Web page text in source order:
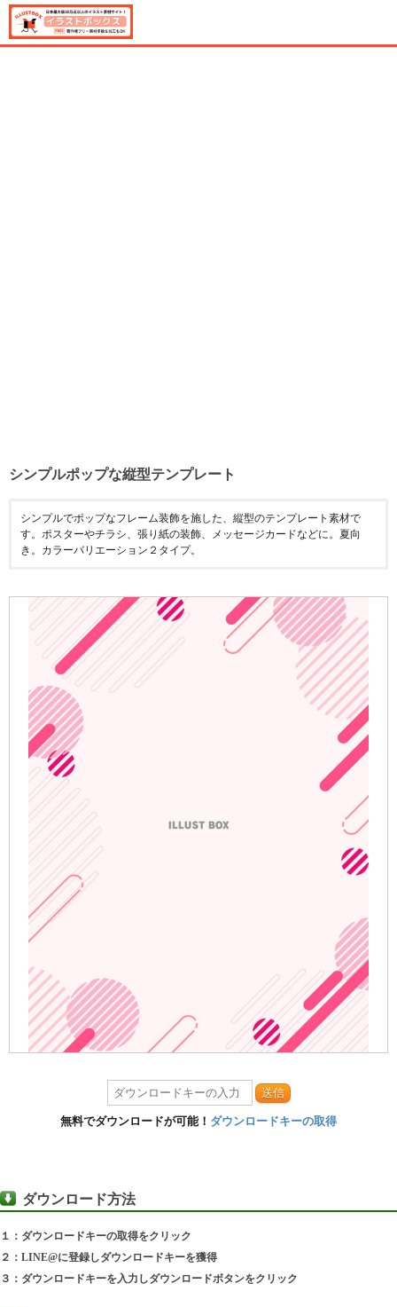
シンプルポップな縦型テンプレート
シンプルでポップなフレーム装飾を施した、縦型のテンプレート素材で
す。ポスターやチラシ、張り紙の装飾、メッセージカードなどに。夏向
き。カラーバリエーション２タイプ。
送信
無料でダウンロードが可能！ ダウンロードキーの取得
ダウンロード方法
１：ダウンロードキーの取得をクリック
２：LINE@に登録しダウンロードキーを獲得
３：ダウンロードキーを入力しダウンロードボタンをクリック